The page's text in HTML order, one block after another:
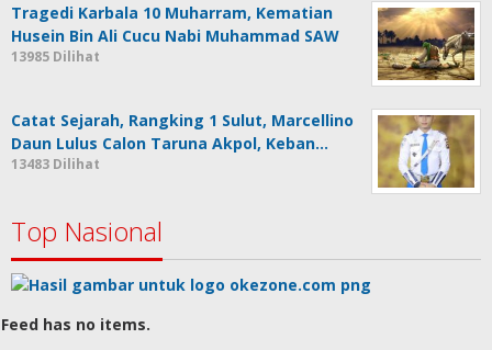
Tragedi Karbala 10 Muharram, Kematian
Husein Bin Ali Cucu Nabi Muhammad SAW
13985 Dilihat
Catat Sejarah, Rangking 1 Sulut, Marcellino
Daun Lulus Calon Taruna Akpol, Keban…
13483 Dilihat
Top Nasional
Feed has no items.